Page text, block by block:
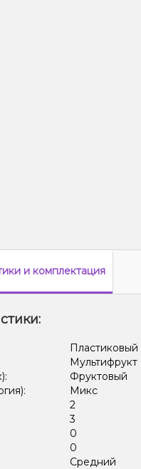
и комплектация
Мультифрукт
Фруктовый
Микс
2
3
0
0
Средний